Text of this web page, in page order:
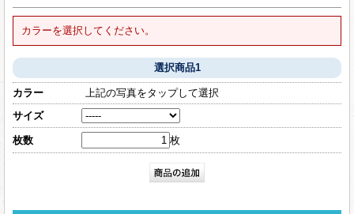
カラーを選択してください。
選択商品1
カラー
上記の写真をタップして選択
サイズ
枚数 枚